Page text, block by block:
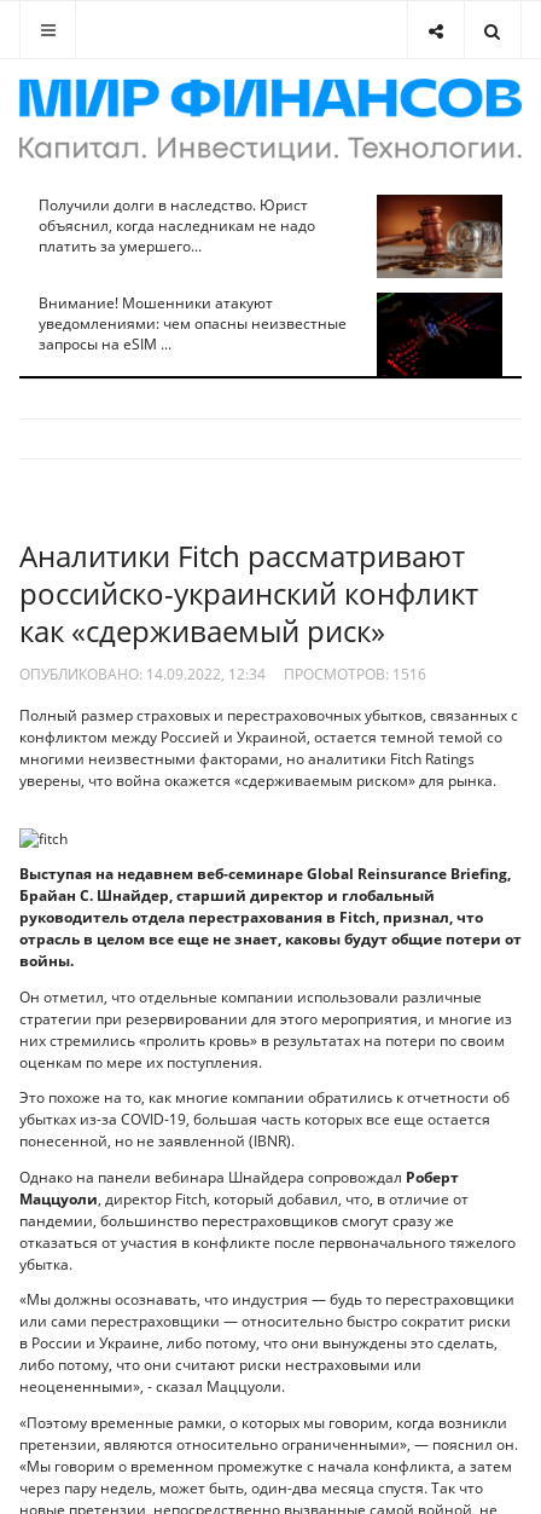
Получили долги в наследство. Юрист
объяснил, когда наследникам не надо
платить за умершего...
Внимание! Мошенники атакуют
уведомлениями: чем опасны неизвестные
запросы на eSIM ...
Аналитики Fitch рассматривают
российско-украинский конфликт
как «сдерживаемый риск»
ОПУБЛИКОВАНО: 14.09.2022, 12:34 ПРОСМОТРОВ: 1516
Полный размер страховых и перестраховочных убытков, связанных с
конфликтом между Россией и Украиной, остается темной темой со
многими неизвестными факторами, но аналитики Fitch Ratings
уверены, что война окажется «сдерживаемым риском» для рынка.
Выступая на недавнем веб-семинаре Global Reinsurance Briefing,
Брайан С. Шнайдер, старший директор и глобальный
руководитель отдела перестрахования в Fitch, признал, что
отрасль в целом все еще не знает, каковы будут общие потери от
войны.
Он отметил, что отдельные компании использовали различные
стратегии при резервировании для этого мероприятия, и многие из
них стремились «пролить кровь» в результатах на потери по своим
оценкам по мере их поступления.
Это похоже на то, как многие компании обратились к отчетности об
убытках из-за COVID-19, большая часть которых все еще остается
понесенной, но не заявленной (IBNR).
Однако на панели вебинара Шнайдера сопровождал Роберт
Маццуоли, директор Fitch, который добавил, что, в отличие от
пандемии, большинство перестраховщиков смогут сразу же
отказаться от участия в конфликте после первоначального тяжелого
убытка.
«Мы должны осознавать, что индустрия — будь то перестраховщики
или сами перестраховщики — относительно быстро сократит риски
в России и Украине, либо потому, что они вынуждены это сделать,
либо потому, что они считают риски нестраховыми или
неоцененными», - сказал Маццуоли.
«Поэтому временные рамки, о которых мы говорим, когда возникли
претензии, являются относительно ограниченными», — пояснил он.
«Мы говорим о временном промежутке с начала конфликта, а затем
через пару недель, может быть, один-два месяца спустя. Так что
новые претензии, непосредственно вызванные самой войной, не